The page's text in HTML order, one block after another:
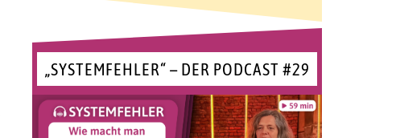
„SYSTEMFEHLER“ – DER PODCAST #29